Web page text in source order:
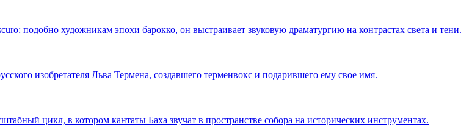
подобно художникам эпохи барокко, он выстраивает звуковую драматургию на контрастах света и тени.
изобретателя Льва Термена, создавшего терменвокс и подарившего ему свое имя.
цикл, в котором кантаты Баха звучат в пространстве собора на исторических инструментах.